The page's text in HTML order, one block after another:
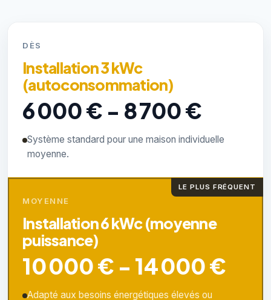
DÈS
Installation 3 kWc
(autoconsommation)
6 000 € - 8 700 €
Système standard pour une maison individuelle
moyenne.
LE PLUS FRÉQUENT
MOYENNE
Installation 6 kWc (moyenne
puissance)
10 000 € - 14 000 €
Adapté aux besoins énergétiques élevés ou